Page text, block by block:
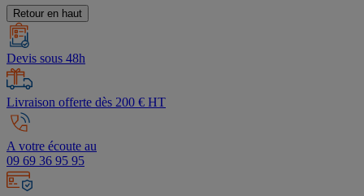
Retour en haut
Devis sous 48h
Livraison offerte dès 200 € HT
A votre écoute au
09 69 36 95 95